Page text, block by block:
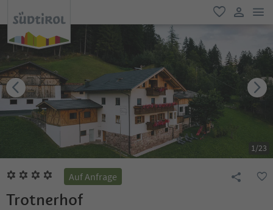
favorit
user link
1/23
Auf Anfrage
Trotnerhof